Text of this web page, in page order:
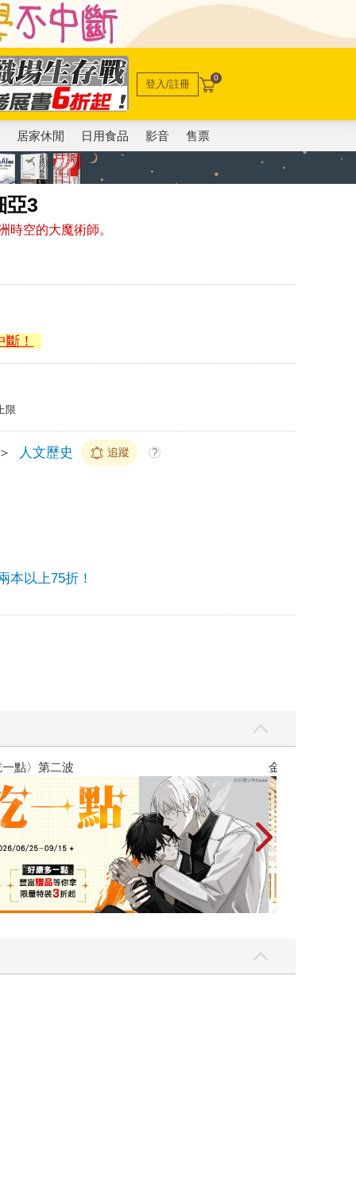
登入/註冊 0
居家休閒 日用食品 影音 售票
亞3
時空的大魔術師。
！
限
人文歷史 追蹤 ?
以上75折！
角川2026漫畫博覽會